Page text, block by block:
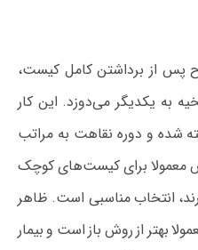
پس از برداشتن کامل کیست،
به یکدیگر می‌دوزد. این کار
شده و دوره نقاهت به مراتب
معمولا برای کیست‌های کوچک
انتخاب مناسبی است. ظاهر
بهتر از روش باز است و بیمار